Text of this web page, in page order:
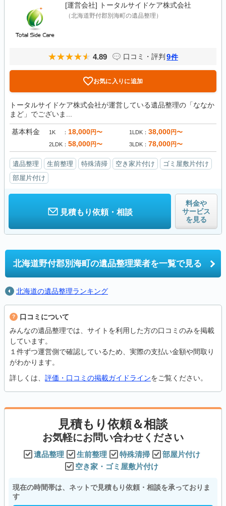
[運営会社] トータルサイドケア株式会社
（北海道野付郡別海町の遺品整理）
4.89 口コミ・評判 9件
お気に入りに追加
トータルサイドケア株式会社が運営している遺品整理の「ななか
まど」でございま...
基本料金 1K 18,000円〜 1LDK 38,000円〜
2LDK 58,000円〜 3LDK 78,000円〜
遺品整理 生前整理 特殊清掃 空き家片付け
ゴミ屋敷片付け
部屋片付け
見積もり依頼・相談
料金や
サービス
を見る
北海道野付郡別海町の遺品整理業者を一覧で見る
北海道の遺品整理ランキング
口コミについて
みんなの遺品整理では、サイトを利用した方の口コミのみを掲載
しています。
１件ずつ運営側で確認しているため、実際の支払い金額や間取り
がわかります。
詳しくは、 評価・口コミの掲載ガイドラインをご覧ください。
見積もり依頼＆相談
お気軽にお問い合わせください
遺品整理 生前整理 特殊清掃
部屋片付け
空き家・ゴミ屋敷片付け
現在の時間帯は、ネットで見積もり依頼・相談を承っておりま
す